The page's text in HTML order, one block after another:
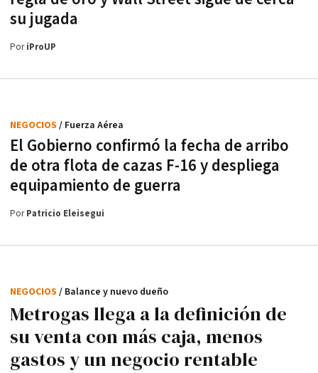
su jugada
PoriProUP
El Gobierno confirmó la fecha de arribo
de otra flota de cazas F-16 y despliega
equipamiento de guerra
NEGOCIOS / Fuerza Aérea
PorPatricio Eleisegui
Metrogas llega a la definición de
su venta con más caja, menos
gastos y un negocio rentable
NEGOCIOS / Balance y nuevo dueño